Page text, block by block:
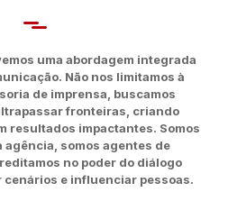
uma abordagem integrada
Não nos limitamos à
de imprensa, buscamos
fronteiras, criando
resultados impactantes. Somos
agência, somos agentes de
no poder do diálogo
cenários e influenciar pessoas.